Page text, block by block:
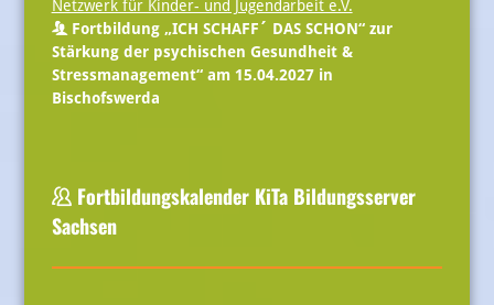
Netzwerk für Kinder- und Jugendarbeit e.V.
Fortbildung „ICH SCHAFF´ DAS SCHON“ zur
Stärkung der psychischen Gesundheit &
Stressmanagement“ am 15.04.2027 in
Bischofswerda
Fortbildungskalender KiTa Bildungsserver
Sachsen